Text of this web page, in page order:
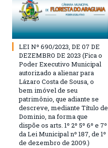
LEI Nº 690/2023, DE 07 DE
DEZEMBRO DE 2023 (Fica o
Poder Executivo Municipal
autorizado a alienar para
Lázaro Costa de Sousa, o
bem imóvel de seu
patrimônio, que adiante se
descreve, mediante Título de
Dominio, na forma que
dispõe os arts. 1º 2º 5º 6º e 7º
da Lei Municipal nº 187, de 1º
de dezembro de 2009.)